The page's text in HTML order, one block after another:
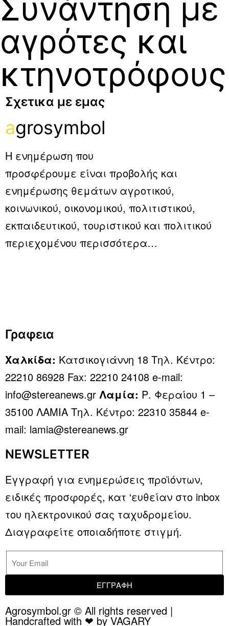
Συνάντηση με
αγρότες και
κτηνοτρόφους
Σχετικα με εμας
agrosymbol
Η ενημέρωση που
προσφέρουμε είναι προβολής και
ενημέρωσης θεμάτων αγροτικού,
κοινωνικού, οικονομικού, πολιτιστικού,
εκπαιδευτικού, τουριστικού και πολιτικού
περιεχομένου περισσότερα…
Γραφεια
Χαλκίδα: Κατσικογιάννη 18 Τηλ. Κέντρο:
22210 86928 Fax: 22210 24108 e-mail:
info@stereanews.gr Λαμία: Ρ. Φεραίου 1 –
35100 ΛΑΜΙΑ Τηλ. Κέντρο: 22310 35844 e-
mail: lamia@stereanews.gr
NEWSLETTER
Εγγραφή για ενημερώσεις προϊόντων,
ειδικές προσφορές, κατ ‘ευθείαν στο inbox
του ηλεκτρονικού σας ταχυδρομείου.
Διαγραφείτε οποιαδήποτε στιγμή.
ΕΓΓΡΑΦΗ
Agrosymbol.gr © All rights reserved |
Handcrafted with ❤ by VAGARY